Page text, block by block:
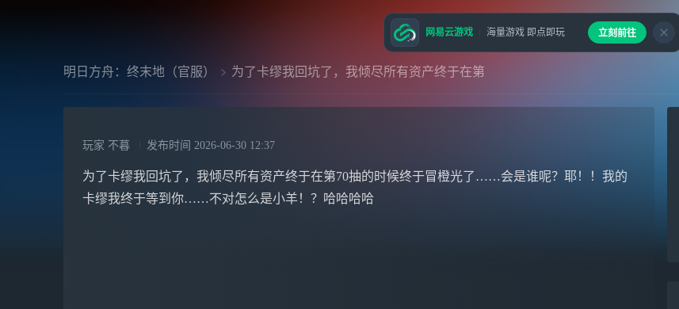
明日方舟：终末地（官服） 为了卡缪我回坑了，我倾尽所有资产终于在第
玩家 不暮 发布时间 2026-06-30 12:37
为了卡缪我回坑了，我倾尽所有资产终于在第70抽的时候终于冒橙光了……会是谁呢？耶！！我的
卡缪我终于等到你……不对怎么是小羊！？哈哈哈哈
网易云游戏 海量游戏 即点即玩 立刻前往